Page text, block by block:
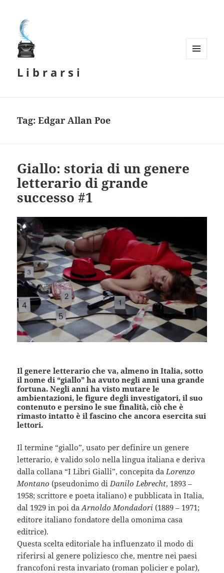
L i b r a r s i
Tag:Edgar Allan Poe
Giallo: storia di un genere
letterario di grande
successo #1
Il genere letterario che va, almeno in Italia, sotto
il nome di “giallo” ha avuto negli anni una grande
fortuna. Negli anni ha visto mutare le
ambientazioni, le figure degli investigatori, il suo
contenuto e persino le sue finalità, ciò che è
rimasto intatto è il fascino che ancora esercita sui
lettori.
Il termine “giallo”, usato per definire un genere
letterario, è valido solo nella lingua italiana e deriva
dalla collana “I Libri Gialli”, concepita da Lorenzo
Montano (pseudonimo di Danilo Lebrecht, 1893 –
1958; scrittore e poeta italiano) e pubblicata in Italia,
dal 1929 in poi daArnoldo Mondadori (1889 – 1971;
editore italiano fondatore della omonima casa
editrice).
Questa scelta editoriale ha influenzato il modo di
riferirsi al genere poliziesco che, mentre nei paesi
francofoni resta invariato (roman policier e polar),